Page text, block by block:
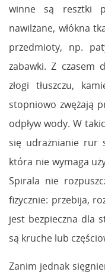
winne są resztki
nawilżane, włókna
przedmioty, np.
zabawki. Z czasem
złogi tłuszczu,
stopniowo zwężają
odpływ wody. W
się udrażnianie rur
która nie wymaga
Spirala nie
fizycznie: przebija,
jest bezpieczna dla
są kruche lub
Zanim jednak